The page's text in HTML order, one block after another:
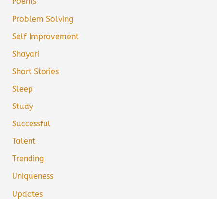
Problem Solving
Self Improvement
Shayari
Short Stories
Sleep
Study
Successful
Talent
Trending
Uniqueness
Updates